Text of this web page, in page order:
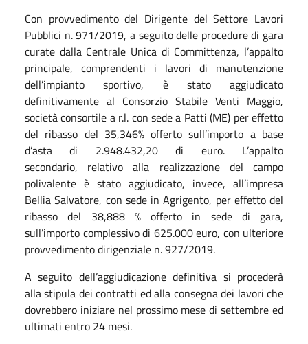
Con provvedimento del Dirigente del Settore Lavori
Pubblici n. 971/2019, a seguito delle procedure di gara
curate dalla Centrale Unica di Committenza, l’appalto
principale, comprendenti i lavori di manutenzione
dell’impianto sportivo, è stato aggiudicato
definitivamente al Consorzio Stabile Venti Maggio,
società consortile a r.l. con sede a Patti (ME) per effetto
del ribasso del 35,346% offerto sull’importo a base
d’asta di 2.948.432,20 di euro. L’appalto
secondario, relativo alla realizzazione del campo
polivalente è stato aggiudicato, invece, all’impresa
Bellia Salvatore, con sede in Agrigento, per effetto del
ribasso del 38,888 % offerto in sede di gara,
sull’importo complessivo di 625.000 euro, con ulteriore
provvedimento dirigenziale n. 927/2019.
A seguito dell’aggiudicazione definitiva si procederà
alla stipula dei contratti ed alla consegna dei lavori che
dovrebbero iniziare nel prossimo mese di settembre ed
ultimati entro 24 mesi.